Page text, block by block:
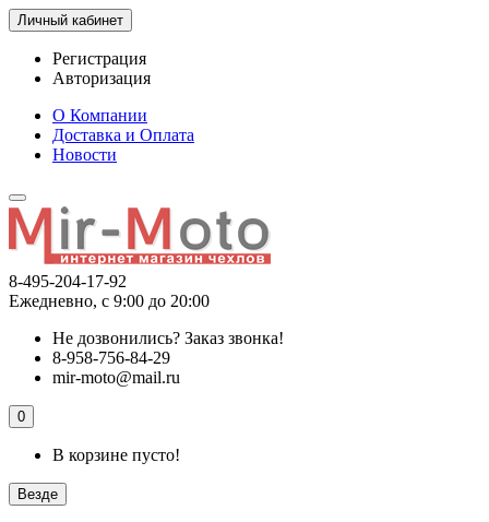
Личный кабинет
Регистрация
Авторизация
О Компании
Доставка и Оплата
Новости
8-495-204-17-92
Ежедневно, с 9:00 до 20:00
Не дозвонились? Заказ звонка!
8-958-756-84-29
mir-moto@mail.ru
0
В корзине пусто!
Везде